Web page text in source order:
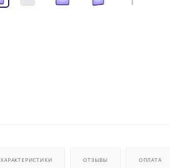
ХАРАКТЕРИСТИКИ ОТЗЫВЫ ОПЛАТА